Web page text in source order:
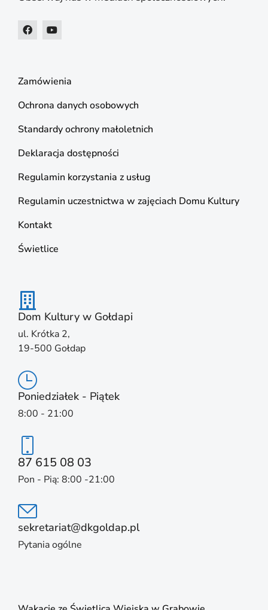
Zamówienia
Ochrona danych osobowych
Standardy ochrony małoletnich
Deklaracja dostępności
Regulamin korzystania z usług
Regulamin uczestnictwa w zajęciach Domu Kultury
Kontakt
Świetlice
Dom Kultury w Gołdapi
ul. Krótka 2,
19-500 Gołdap
Poniedziałek - Piątek
8:00 - 21:00
87 615 08 03
Pon - Pią: 8:00 -21:00
sekretariat@dkgoldap.pl
Pytania ogólne